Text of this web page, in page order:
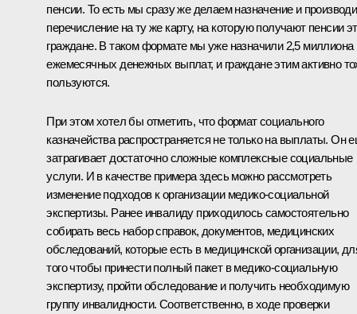
пенсии. То есть мы сразу же делаем назначение и
перечисление на ту же карту, на которую получают пенсии
граждане. В таком формате мы уже назначили 2,5 миллиона
ежемесячных денежных выплат, и граждане этим активно
пользуются.
При этом хотел бы отметить, что формат социального
казначейства распространяется не только на выплаты. Он
затрагивает достаточно сложные комплексные социальные
услуги. И в качестве примера здесь можно рассмотреть
изменение подходов к организации медико-социальной
экспертизы. Ранее инвалиду приходилось самостоятельно
собирать весь набор справок, документов, медицинских
обследований, которые есть в медицинской организации,
того чтобы принести полный пакет в медико-социальную
экспертизу, пройти обследование и получить необходимую
группу инвалидности. Соответственно, в ходе проверки